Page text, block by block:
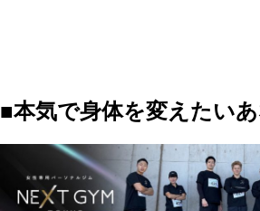
■本気で身体を変えたい